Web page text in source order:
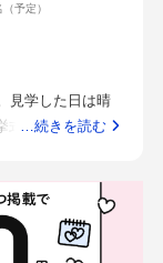
らのアクセス
ゲストハウス
さを知った上で
じました。披
め、自分たちの
た。上品で落
、理想の結婚
ると感じまし
クセスが良いた
うです。挙式人
じました。知人
（予定）
見学した日は晴
式あげたいなと
レスが似合いそ
ころだなと思い
と思いまし
…続きを読む